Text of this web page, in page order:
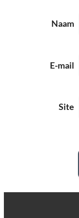
Naam
E-mail
Site